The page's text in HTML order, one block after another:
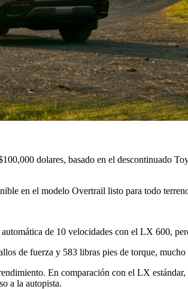
dolares, basado en el descontinuado
en el modelo Overtrail listo para todo
de 10 velocidades con el LX 600,
de fuerza y ​​583 libras pies de torque,
En comparación con el LX
a la autopista.